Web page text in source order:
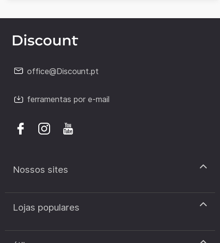
office@Discount.pt
ferramentas por e-mail
Nossos sites
discount.pt
discount.sk
Lojas populares
Cupão de desconto Zooplus